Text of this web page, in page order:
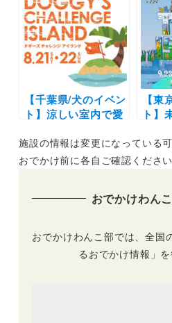
き | 豪華なペットア
メニティ、愛犬用メ
ニューやわんちゃん
リフレ付きプラン
【千葉県/犬のイベン
ト】涼しい室内で愛
のオーダーや犬服ハ
ンドメイドのワーク
ジアイランド」（千
ンド）
【東
ト】
る！
「ト
公園
豊富
施設の情報は変更になっている
おでかけ前に各自ご確認ください
おでかけわん
おでかけわんこ部では、全国
るおでかけ情報」を